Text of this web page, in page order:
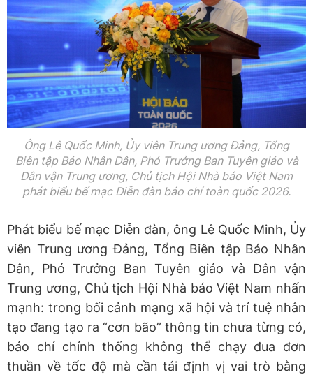
Ông Lê Quốc Minh, Ủy viên Trung ương Đảng, Tổng
Biên tập Báo Nhân Dân, Phó Trưởng Ban Tuyên giáo và
Dân vận Trung ương, Chủ tịch Hội Nhà báo Việt Nam
phát biểu bế mạc Diễn đàn báo chí toàn quốc 2026.
Phát biểu bế mạc Diễn đàn, ông Lê Quốc Minh, Ủy
viên Trung ương Đảng, Tổng Biên tập Báo Nhân
Dân, Phó Trưởng Ban Tuyên giáo và Dân vận
Trung ương, Chủ tịch Hội Nhà báo Việt Nam nhấn
mạnh: trong bối cảnh mạng xã hội và trí tuệ nhân
tạo đang tạo ra “cơn bão” thông tin chưa từng có,
báo chí chính thống không thể chạy đua đơn
thuần về tốc độ mà cần tái định vị vai trò bằng